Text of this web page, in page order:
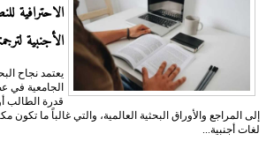
الاحترافية
الأجنبية
يعتمد نجاح
الجامعية في
قدرة الطالب
إلى المراجع والأوراق البحثية العالمية، والتي غالباً ما تكون
لغات أجنبية...